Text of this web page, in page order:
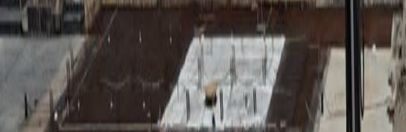
EmisiuniPodcastIstoric melodii